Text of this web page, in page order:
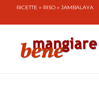
RICETTE » RISO » JAMBALAYA